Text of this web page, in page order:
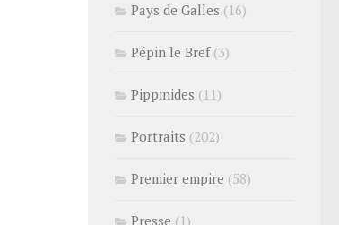
Pays de Galles (16)
Pépin le Bref(3)
Pippinides (11)
Portraits (202)
Premier empire (58)
Presse (1)